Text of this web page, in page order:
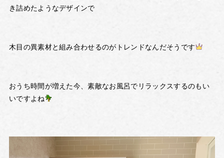
き詰めたようなデザインで
木目の異素材と組み合わせるのがトレンドなんだそうです
おうち時間が増えた今、素敵なお風呂でリラックスするのもい
いですよね